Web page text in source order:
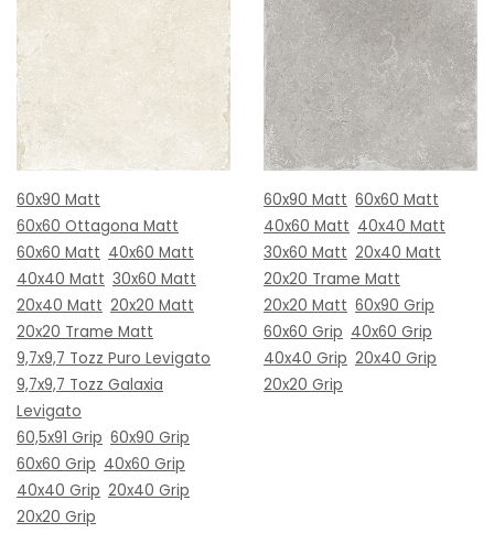
60x90 Matt
60x60 Ottagona Matt
60x60 Matt 40x60 Matt
40x40 Matt 30x60 Matt
20x40 Matt 20x20 Matt
20x20 Trame Matt
9,7x9,7 Tozz Puro Levigato
9,7x9,7 Tozz Galaxia
Levigato
60,5x91 Grip 60x90 Grip
60x60 Grip 40x60 Grip
40x40 Grip 20x40 Grip
20x20 Grip
60x90 Matt 60x60 Matt
40x60 Matt 40x40 Matt
30x60 Matt 20x40 Matt
20x20 Trame Matt
20x20 Matt 60x90 Grip
60x60 Grip 40x60 Grip
40x40 Grip 20x40 Grip
20x20 Grip